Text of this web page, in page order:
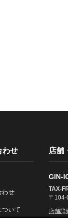
わせ
わせ
ついて
店舗
GIN-
TAX-
〒104-
店舗詳